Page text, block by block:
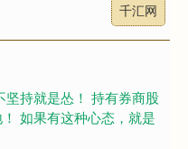
千汇网
持就是怂！ 持有券商股
如果有这种心态，就是